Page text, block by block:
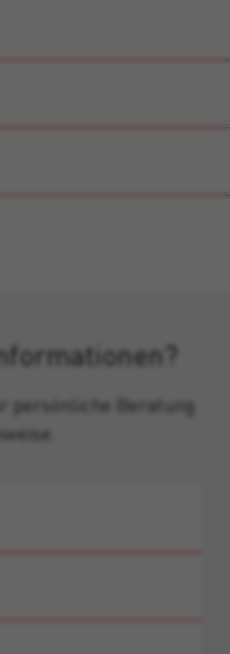
persönliche Beratung